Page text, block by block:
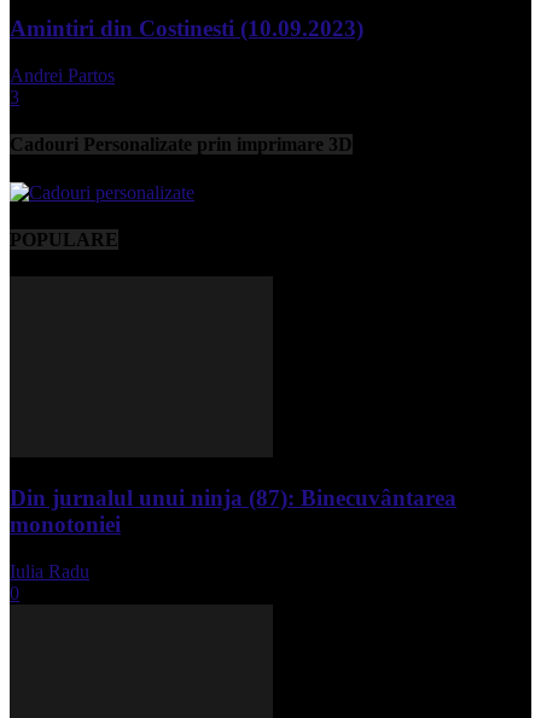
Amintiri din Costinesti (10.09.2023)
Andrei Partos
3
Cadouri Personalizate prin imprimare 3D
POPULARE
Din jurnalul unui ninja (87): Binecuvântarea
monotoniei
Iulia Radu
0